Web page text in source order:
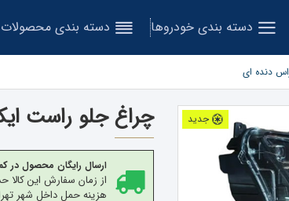
دسته بندی خودروها دسته بندی محصولات
جدید چراغ جلو راست ایکس 33 کراس
ارسال رایگان محصول در کمتر از
هزینه حمل داخل شهر